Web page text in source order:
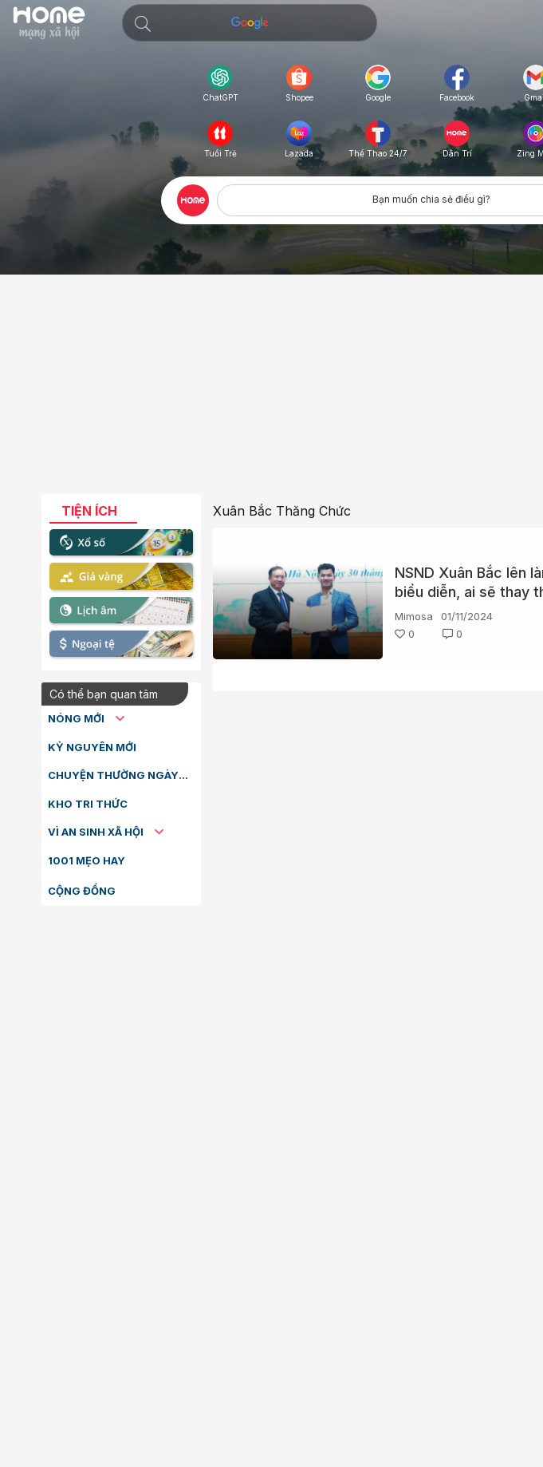
ChatGPT Shopee Google Facebook
Tuổi Trẻ Lazada Thể Thao 24/7 Dân Trí Zing
Bạn muốn chia sẻ điều gì?
TIỆN ÍCH
Có thể bạn quan tâm
NÓNG MỚI
KỶ NGUYÊN MỚI
CHUYỆN THƯỜNG NGÀY
KHO TRI THỨC
VÌ AN SINH XÃ HỘI
1001 MẸO HAY
CỘNG ĐỒNG
Xuân Bắc Thăng Chức
NSND Xuân Bắc lên
biểu diễn, ai sẽ thay
Mimosa
01/11/2024
0
0